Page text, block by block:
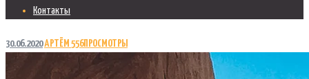
Контакты
30.06.2020АРТЁМ 556ПРОСМОТРЫ